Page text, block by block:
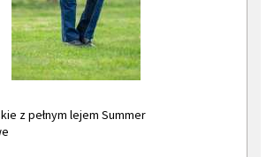
z pełnym lejem Summer